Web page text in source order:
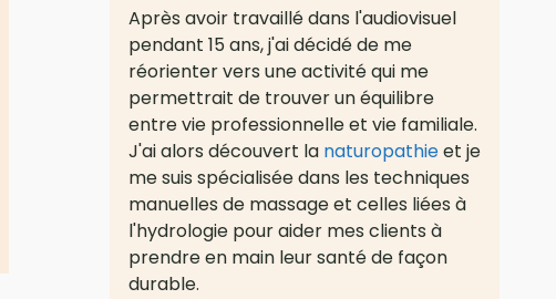
Après avoir travaillé dans l'audiovisuel
pendant 15 ans, j'ai décidé de me
réorienter vers une activité qui me
permettrait de trouver un équilibre
entre vie professionnelle et vie familiale.
J'ai alors découvert la naturopathieet je
me suis spécialisée dans les techniques
manuelles de massage et celles liées à
l'hydrologie pour aider mes clients à
prendre en main leur santé de façon
durable.